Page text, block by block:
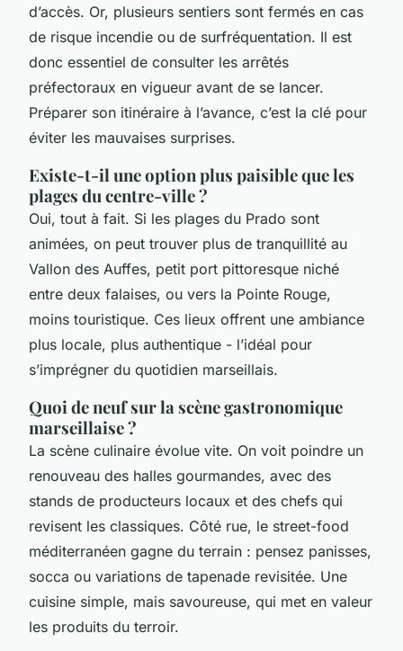
d’accès. Or, plusieurs sentiers sont fermés en cas
de risque incendie ou de surfréquentation. Il est
donc essentiel de consulter les arrêtés
préfectoraux en vigueur avant de se lancer.
Préparer son itinéraire à l’avance, c’est la clé pour
éviter les mauvaises surprises.
Existe-t-il une option plus paisible que les
plages du centre-ville ?
Oui, tout à fait. Si les plages du Prado sont
animées, on peut trouver plus de tranquillité au
Vallon des Auffes, petit port pittoresque niché
entre deux falaises, ou vers la Pointe Rouge,
moins touristique. Ces lieux offrent une ambiance
plus locale, plus authentique - l’idéal pour
s’imprégner du quotidien marseillais.
Quoi de neuf sur la scène gastronomique
marseillaise ?
La scène culinaire évolue vite. On voit poindre un
renouveau des halles gourmandes, avec des
stands de producteurs locaux et des chefs qui
revisent les classiques. Côté rue, le street-food
méditerranéen gagne du terrain : pensez panisses,
socca ou variations de tapenade revisitée. Une
cuisine simple, mais savoureuse, qui met en valeur
les produits du terroir.